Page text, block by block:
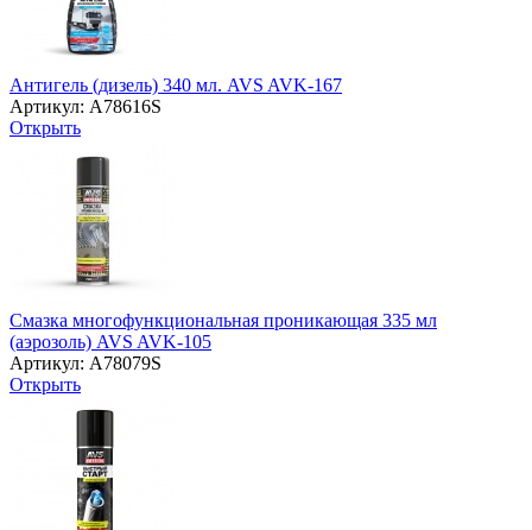
Антигель (дизель) 340 мл. AVS AVK-167
Артикул: A78616S
Открыть
Смазка многофункциональная проникающая 335 мл
(аэрозоль) AVS AVK-105
Артикул: A78079S
Открыть